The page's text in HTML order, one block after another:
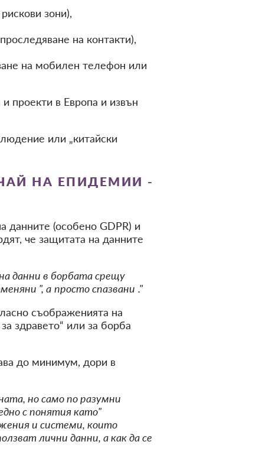
зони),
на контакти),
на мобилен телефон или
проекти в Европа и извън
или „китайски
НА ЕПИДЕМИИ -
(особено GDPR) и
че защитата на данните
данни в борбата срещу
", а просто спазвани ."
съображенията на
здравето“ или за борба
до минимум, дори в
но само по разумни
с понятия като"
и системи, които
лични данни, а как да се